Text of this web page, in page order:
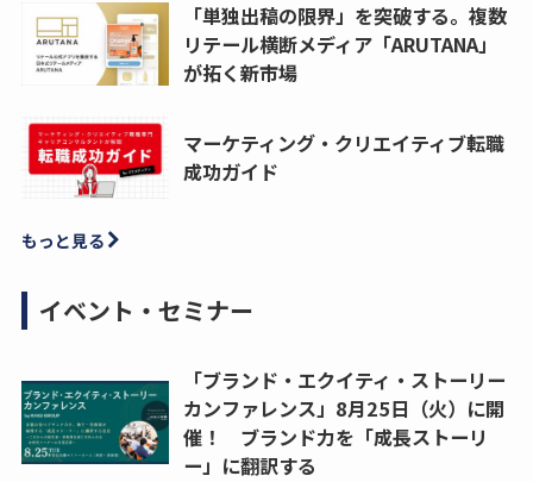
「単独出稿の限界」を突破する。複数
リテール横断メディア「ARUTANA」
が拓く新市場
マーケティング・クリエイティブ転職
成功ガイド
もっと見る
イベント・セミナー
「ブランド・エクイティ・ストーリー
カンファレンス」8月25日（火）に開
催！ ブランド力を「成長ストーリ
ー」に翻訳する